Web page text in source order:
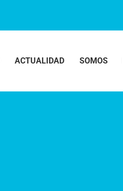
ACTUALIDAD SOMOS